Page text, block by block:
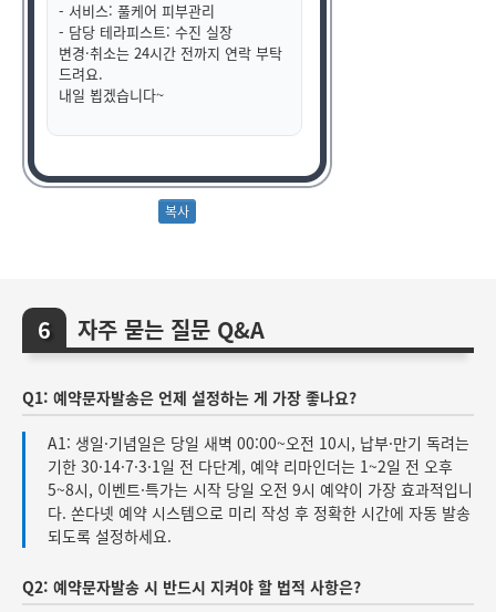
- 서비스: 풀케어 피부관리
- 담당 테라피스트: 수진 실장
변경·취소는 24시간 전까지 연락 부탁
드려요.
내일 뵙겠습니다~
자주 묻는 질문 Q&A
Q1: 예약문자발송은 언제 설정하는 게 가장 좋나요?
A1: 생일·기념일은 당일 새벽 00:00~오전 10시, 납부·만기 독려는
기한 30·14·7·3·1일 전 다단계, 예약 리마인더는 1~2일 전 오후
5~8시, 이벤트·특가는 시작 당일 오전 9시 예약이 가장 효과적입니
다. 쏜다넷 예약 시스템으로 미리 작성 후 정확한 시간에 자동 발송
되도록 설정하세요.
Q2: 예약문자발송 시 반드시 지켜야 할 법적 사항은?